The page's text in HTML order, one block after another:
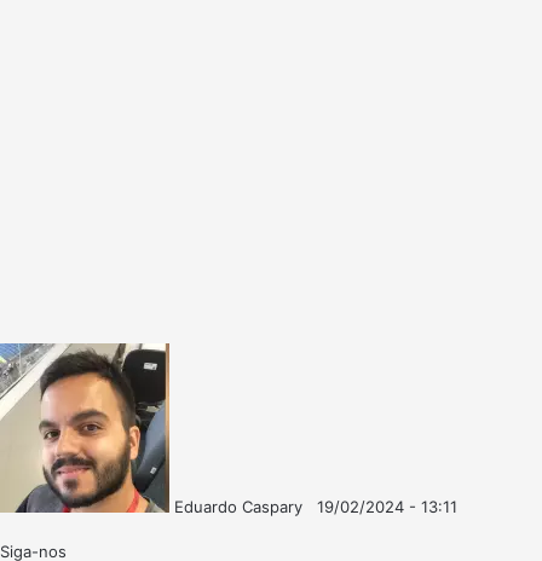
Eduardo Caspary
19/02/2024 - 13:11
Siga-nos